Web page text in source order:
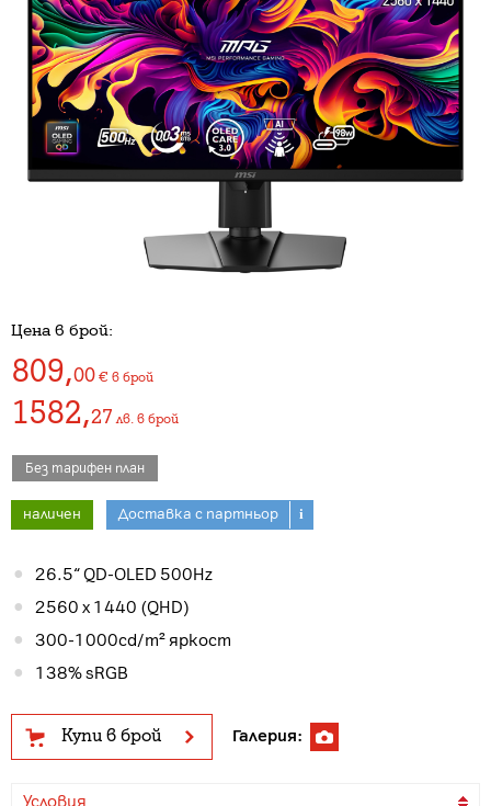
Цена в брой:
809,00 € в брой
1582,27 лв. в брой
Без тарифен план
наличен Доставка с партньор i
26.5“ QD-OLED 500Hz
2560 x 1440 (QHD)
300-1000cd/m² яркост
138% sRGB
Купи в брой Галерия:
Условия